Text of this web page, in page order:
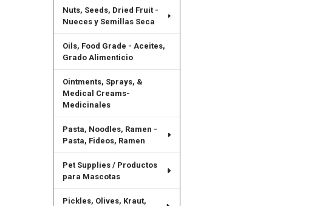
Nuts, Seeds, Dried Fruit -
Nueces y Semillas Seca
Oils, Food Grade - Aceites,
Grado Alimenticio
Ointments, Sprays, &
Medical Creams-
Medicinales
Pasta, Noodles, Ramen -
Pasta, Fideos, Ramen
Pet Supplies / Productos
para Mascotas
Pickles, Olives, Kraut,